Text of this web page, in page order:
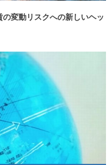
変動リスクへの新しいヘッ